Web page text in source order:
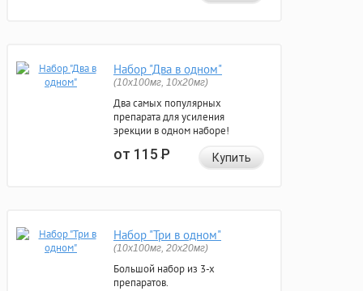
Набор "Два в одном"
(10x100мг, 10x20мг)
Два самых популярных
препарата для усиления
эрекции в одном наборе!
от 115Р Купить
Набор "Три в одном"
(10x100мг, 20x20мг)
Большой набор из 3-х
препаратов.